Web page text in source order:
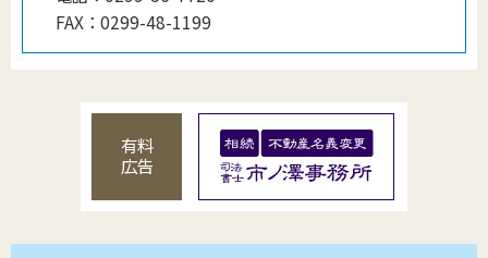
FAX： 0299-48-1199
有料
広告